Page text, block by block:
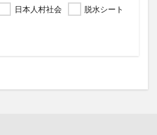
日本人村社会 脱水シート